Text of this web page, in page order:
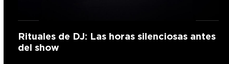
Rituales de DJ: Las horas silenciosas antes
del show